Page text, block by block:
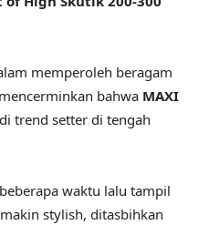
memperoleh beragam
bahwa MAXI
trend setter di tengah
waktu lalu tampil
stylish, ditasbihkan